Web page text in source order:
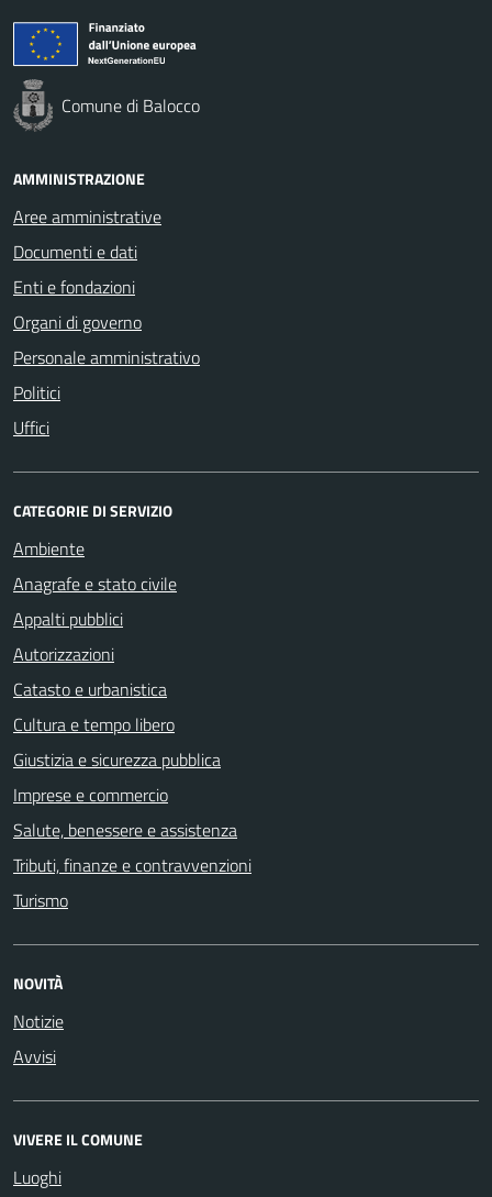
Comune di Balocco
AMMINISTRAZIONE
Aree amministrative
Documenti e dati
Enti e fondazioni
Organi di governo
Personale amministrativo
Politici
Uffici
CATEGORIE DI SERVIZIO
Ambiente
Anagrafe e stato civile
Appalti pubblici
Autorizzazioni
Catasto e urbanistica
Cultura e tempo libero
Giustizia e sicurezza pubblica
Imprese e commercio
Salute, benessere e assistenza
Tributi, finanze e contravvenzioni
Turismo
NOVITÀ
Notizie
Avvisi
VIVERE IL COMUNE
Luoghi